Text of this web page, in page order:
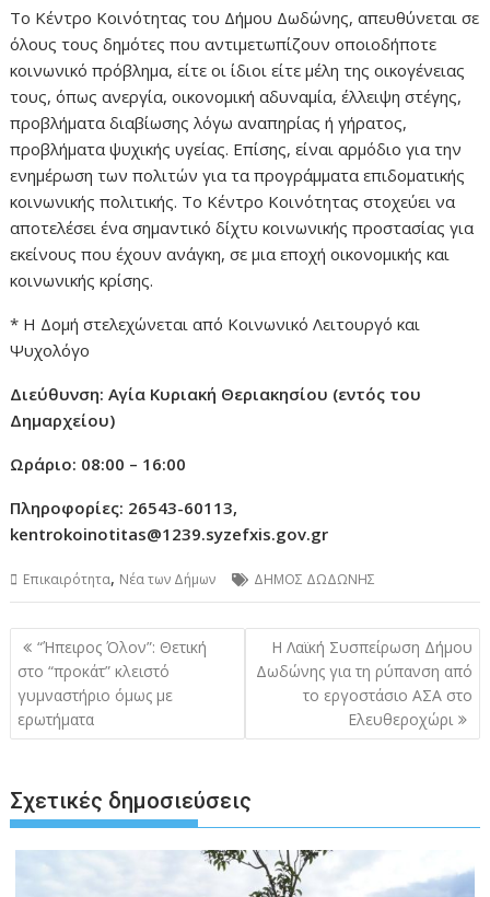
Το Κέντρο Κοινότητας του Δήμου Δωδώνης, απευθύνεται σε
όλους τους δημότες που αντιμετωπίζουν οποιοδήποτε
κοινωνικό πρόβλημα, είτε οι ίδιοι είτε μέλη της οικογένειας
τους, όπως ανεργία, οικονομική αδυναμία, έλλειψη στέγης,
προβλήματα διαβίωσης λόγω αναπηρίας ή γήρατος,
προβλήματα ψυχικής υγείας. Επίσης, είναι αρμόδιο για την
ενημέρωση των πολιτών για τα προγράμματα επιδοματικής
κοινωνικής πολιτικής. Το Κέντρο Κοινότητας στοχεύει να
αποτελέσει ένα σημαντικό δίχτυ κοινωνικής προστασίας για
εκείνους που έχουν ανάγκη, σε μια εποχή οικονομικής και
κοινωνικής κρίσης.
* Η Δομή στελεχώνεται από Κοινωνικό Λειτουργό και
Ψυχολόγο
Διεύθυνση: Αγία Κυριακή Θεριακησίου (εντός του
Δημαρχείου)
Ωράριο: 08:00 – 16:00
Πληροφορίες: 26543-60113,
kentrokoinotitas@1239.syzefxis.gov.gr
Επικαιρότητα, Νέα των Δήμων ΔΗΜΟΣ ΔΩΔΩΝΗΣ
Πλοήγηση
άρθρων
“Ήπειρος Όλον”: Θετική
στο “προκάτ” κλειστό
γυμναστήριο όμως με
ερωτήματα
Η Λαϊκή Συσπείρωση Δήμου
Δωδώνης για τη ρύπανση από
το εργοστάσιο ΑΣΑ στο
Ελευθεροχώρι
Σχετικές δημοσιεύσεις